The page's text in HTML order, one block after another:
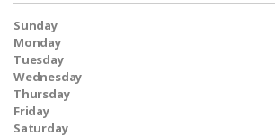
Sunday
Monday
Tuesday
Wednesday
Thursday
Friday
Saturday